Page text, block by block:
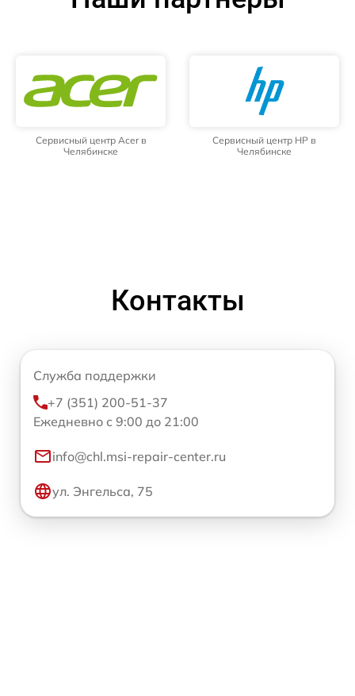
Сервисный центр Acer в
Челябинске
Сервисный центр HP в
Челябинске
Контакты
Служба поддержки
+7 (351) 200-51-37
Ежедневно с 9:00 до 21:00
info@chl.msi-repair-center.ru
ул. Энгельса, 75